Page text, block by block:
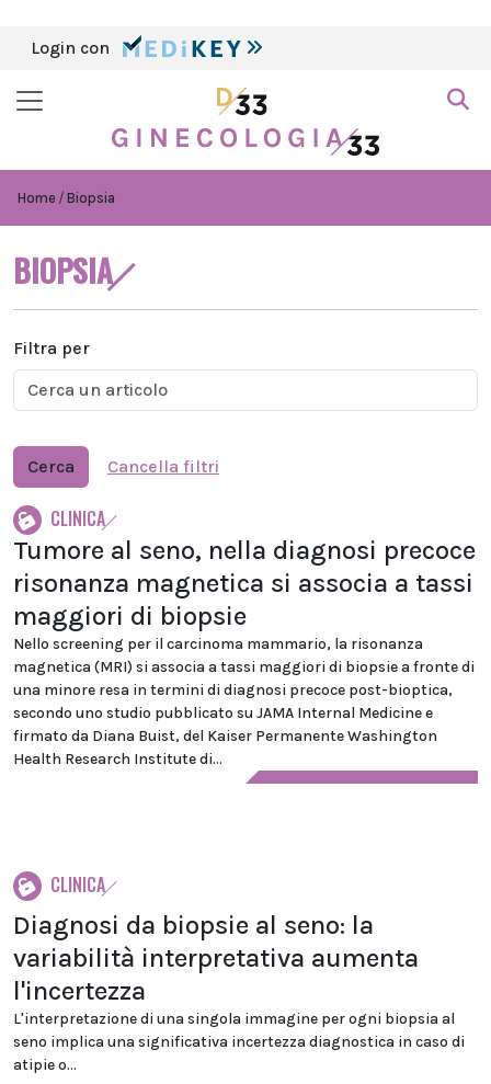
Login con
Home Biopsia
BIOPSIA
Filtra per
Cerca Cancella filtri
CLINICA
Tumore al seno, nella diagnosi precoce
risonanza magnetica si associa a tassi
maggiori di biopsie
Nello screening per il carcinoma mammario, la risonanza
magnetica (MRI) si associa a tassi maggiori di biopsie a fronte di
una minore resa in termini di diagnosi precoce post-bioptica,
secondo uno studio pubblicato su JAMA Internal Medicine e
firmato da Diana Buist, del Kaiser Permanente Washington
Health Research Institute di...
CLINICA
Diagnosi da biopsie al seno: la
variabilità interpretativa aumenta
l'incertezza
L'interpretazione di una singola immagine per ogni biopsia al
seno implica una significativa incertezza diagnostica in caso di
atipie o...